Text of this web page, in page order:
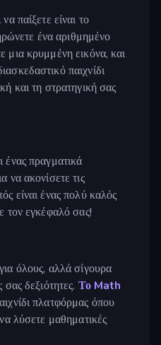
παίξετε είναι το
ένα αριθμημένο
μια κρυμμένη εικόνα, και
παιχνίδι
και τη στρατηγική σας
ένας πραγματικά
να ακονίσετε τις
είναι ένας πολύ καλός
τον εγκέφαλό σας!
όλους, αλλά σίγουρα
σας δεξιότητες. Το Math
πλατφόρμας όπου
λύσετε μαθηματικές